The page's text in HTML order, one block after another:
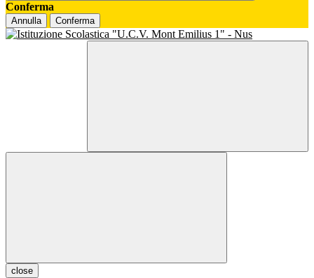
Conferma
Annulla Conferma
close